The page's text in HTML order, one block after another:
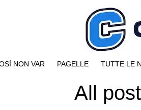
NON VAR PAGELLE TUTTE LE
All